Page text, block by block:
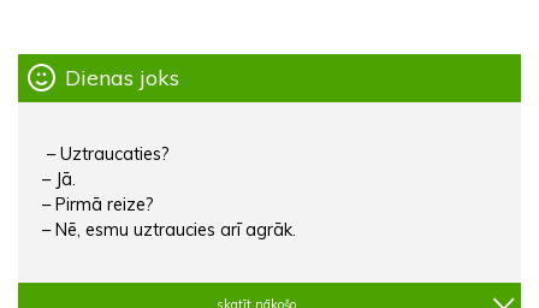
Dienas joks
– Uztraucaties?
– Jā.
– Pirmā reize?
– Nē, esmu uztraucies arī agrāk.
skatīt nākošo